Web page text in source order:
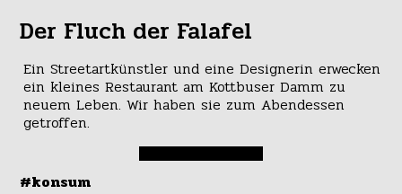
Der Fluch der Falafel
Ein Streetartkünstler und eine Designerin erwecken
ein kleines Restaurant am Kottbuser Damm zu
neuem Leben. Wir haben sie zum Abendessen
getroffen.
#konsum